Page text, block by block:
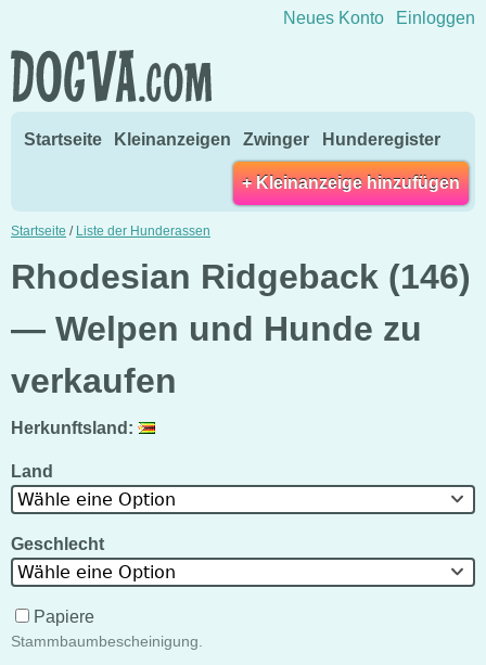
Direkt zum Inhalt wechseln
Neues Konto Einloggen
Startseite Kleinanzeigen Zwinger Hunderegister
+ Kleinanzeige hinzufügen
Startseite / Liste der Hunderassen
Rhodesian Ridgeback (146)
— Welpen und Hunde zu
verkaufen
Herkunftsland:
Land
Wähle eine Option
Geschlecht
Wähle eine Option
Papiere
Stammbaumbescheinigung.